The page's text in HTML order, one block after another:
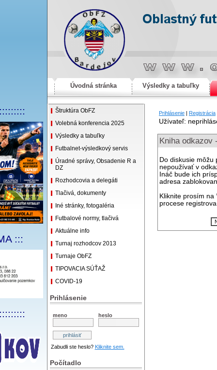
:::
Úvodná stránka Výsledky a tabuľky
Štruktúra ObFZ
Volebná konferencia 2025
Výsledky a tabuľky
Futbalnet-výsledkový servis
Úradné správy, Obsadenie R a
DZ
Rozhodcovia a delegáti
Tlačivá, dokumenty
Iné stránky, fotogaléria
Futbalové normy, tlačivá
Aktuálne info
Turnaj rozhodcov 2013
Turnaje ObFZ
TIPOVACIA SÚŤAŽ
COVID-19
Prihlásenie
meno heslo
Zabudli ste heslo? Kliknite sem.
Počítadlo
Prihlásenie | Registrácia
Užívateľ:
Kniha odkazov
Do diskusie
nepoužívať v
Ináč bude ich
adresa
Kliknite prosím na
procese